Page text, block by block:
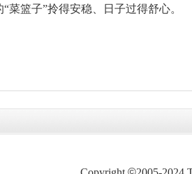
菜篮子”拎得安稳、日子过得舒心。